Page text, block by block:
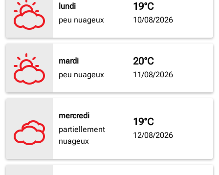
lundi
peu nuageux
19°C
10/08/2026
mardi
peu nuageux
20°C
11/08/2026
mercredi
partiellement
nuageux
19°C
12/08/2026